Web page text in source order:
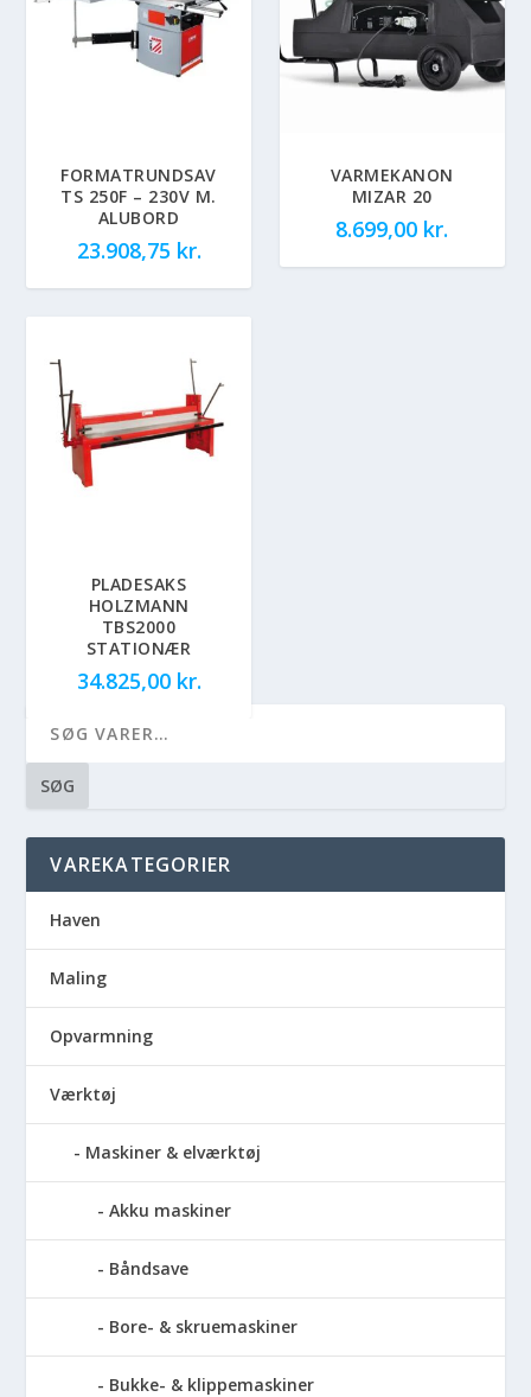
FORMATRUNDSAV
TS 250F – 230V M.
ALUBORD
23.908,75 kr.
VARMEKANON
MIZAR 20
8.699,00 kr.
PLADESAKS
HOLZMANN
TBS2000
STATIONÆR
34.825,00 kr.
SØG
VAREKATEGORIER
Haven
Maling
Opvarmning
Værktøj
Maskiner & elværktøj
Akku maskiner
Båndsave
Bore- & skruemaskiner
Bukke- & klippemaskiner